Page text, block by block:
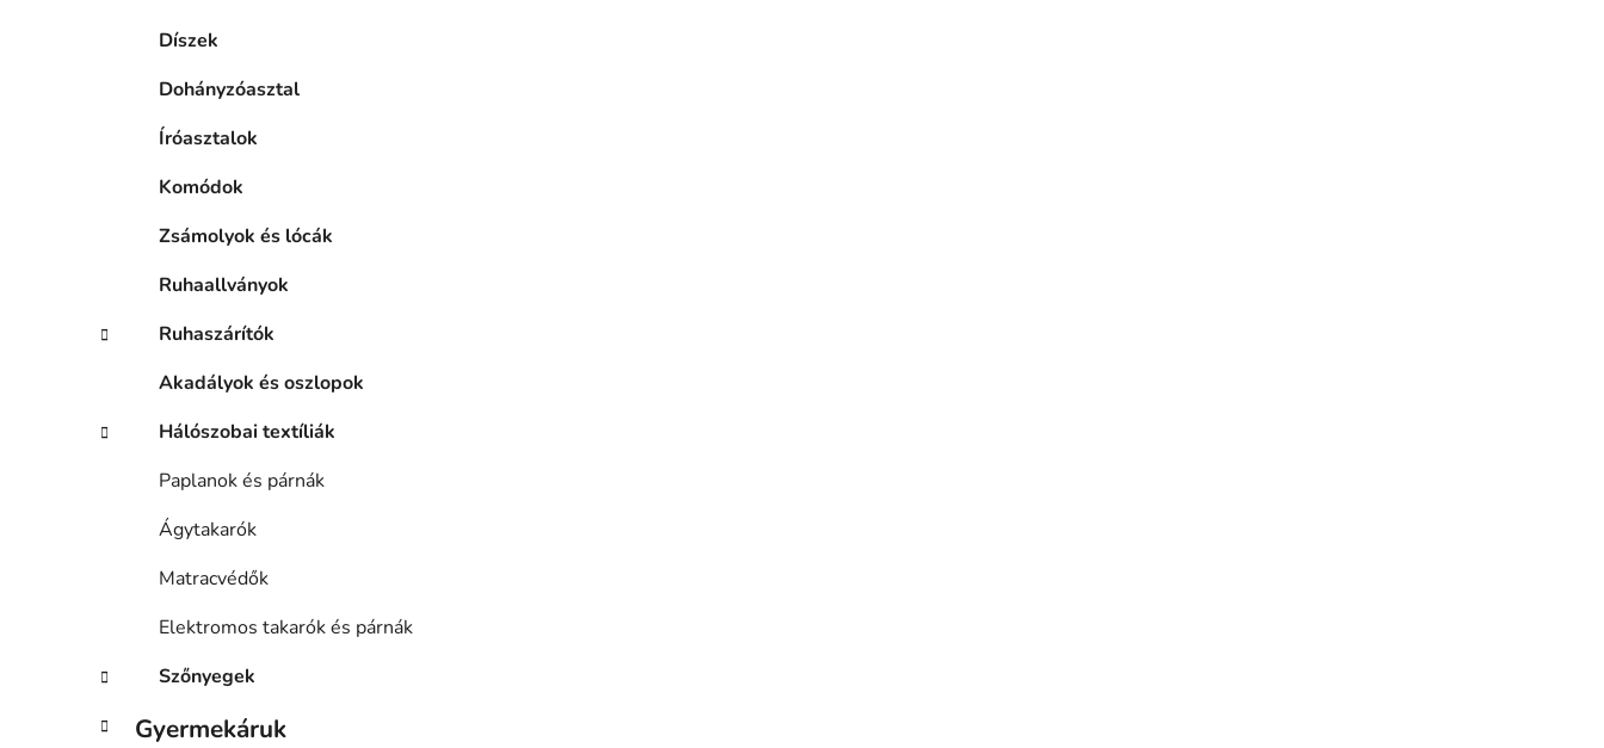
Díszek
Dohányzóasztal
Íróasztalok
Komódok
Zsámolyok és lócák
Ruhaallványok
Ruhaszárítók
Akadályok és oszlopok
Hálószobai textíliák
Paplanok és párnák
Ágytakarók
Matracvédők
Elektromos takarók és párnák
Szőnyegek
Gyermekáruk